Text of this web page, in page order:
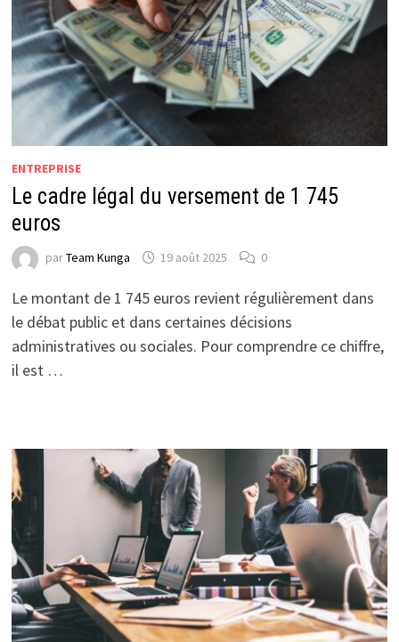
ENTREPRISE
Le cadre légal du versement de 1 745
euros
parTeam Kunga 19 août 2025 0
Le montant de 1 745 euros revient régulièrement dans
le débat public et dans certaines décisions
administratives ou sociales. Pour comprendre ce chiffre,
il est …